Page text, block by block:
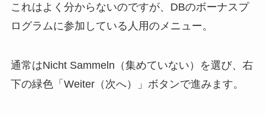
これはよく分からないのですが、DBのボーナスプ
ログラムに参加している人用のメニュー。
通常はNicht Sammeln（集めていない）を選び、右
下の緑色「Weiter（次へ）」ボタンで進みます。